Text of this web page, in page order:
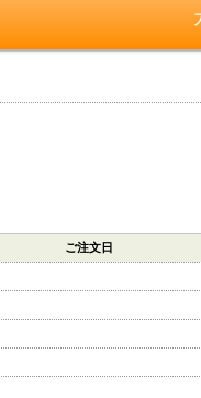
ご注文日